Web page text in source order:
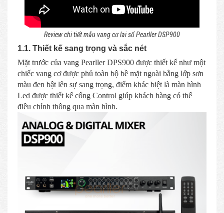
Review chi tiết mẫu vang cơ lai số Pearller DSP900
1.1. Thiết kế sang trọng và sắc nét
Mặt trước của vang Pearller DPS900 được thiết kế như một
chiếc vang cơ được phủ toàn bộ bề mặt ngoài bằng lớp sơn
màu đen bật lên sự sang trọng, điểm khác biệt là màn hình
Led được thiết kế cổng Control giúp khách hàng có thể
điều chỉnh thông qua màn hình.